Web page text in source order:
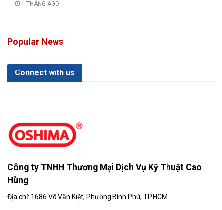
1 THÁNG AGO
Popular News
Connect with us
Công ty TNHH Thương Mại Dịch Vụ Kỹ Thuật Cao
Hùng
Địa chỉ: 1686 Võ Văn Kiệt, Phường Bình Phú, TP.HCM